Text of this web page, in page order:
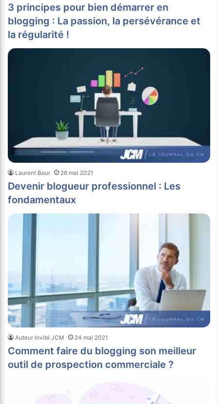
3 principes pour bien démarrer en
blogging : La passion, la persévérance et
la régularité !
Laurent Bour 26 mai 2021
Devenir blogueur professionnel : Les
fondamentaux
Auteur Invité JCM 24 mai 2021
Comment faire du blogging son meilleur
outil de prospection commerciale ?